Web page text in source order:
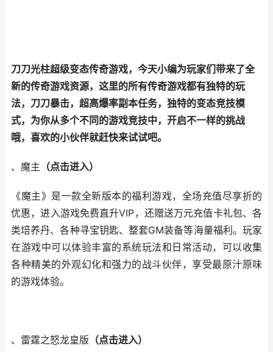
刀刀光柱超级变态传奇游戏，今天小编为玩家们带来了全
新的传奇游戏资源，这里的所有传奇游戏都有独特的玩
法，刀刀暴击，超高爆率副本任务，独特的变态竞技模
式，为你从多个不同的游戏竞技中，开启不一样的挑战
哦，喜欢的小伙伴就赶快来试试吧。
、魔主 （点击进入）
《魔主》是一款全新版本的福利游戏，全场充值尽享折的
优惠，进入游戏免费直升VIP，还赠送万元充值卡礼包、各
类培养丹、各种寻宝钥匙、整套GM装备等海量福利。玩家
在游戏中可以体验丰富的系统玩法和日常活动，可以收集
各种精美的外观幻化和强力的战斗伙伴，享受最原汁原味
的游戏体验。
、雷霆之怒龙皇版 （点击进入）